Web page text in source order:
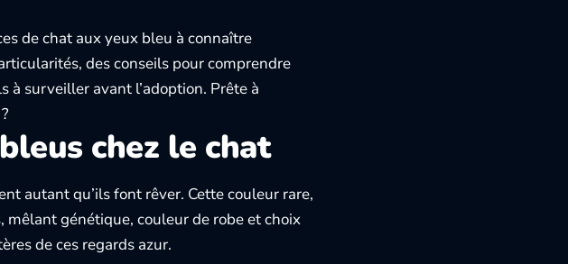
de chat aux yeux bleu à connaître
des conseils pour comprendre
à surveiller avant l’adoption. Prête à
chez le chat
autant qu’ils font rêver. Cette couleur rare,
mêlant génétique, couleur de robe et choix
de ces regards azur.